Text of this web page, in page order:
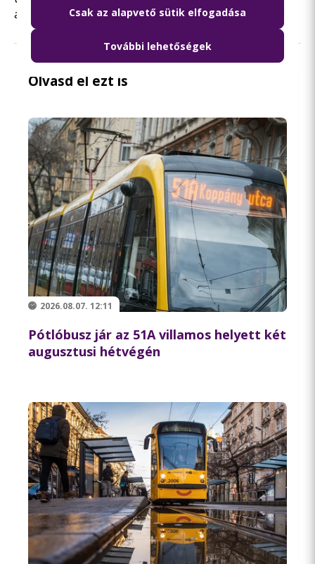
állnak meg.
Olvasd el ezt is
2026.08.07. 12:11
Pótlóbusz jár az 51A villamos helyett két
augusztusi hétvégén
Csak az alapvető sütik elfogadása
További lehetőségek